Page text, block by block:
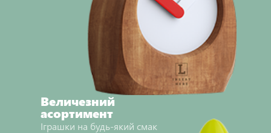
Величезний
асортимент
Іграшки на будь-який смак